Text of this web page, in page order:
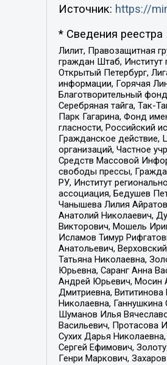
Источник: https://
* Сведения
Лилит, Правозащитная
граждан Штаб,
Открытый Петербург,
информации, Горячая
Благотворительный
Серебряная тайга, Так-
Парк Гагарина, Фонд
гласности, Российский
Гражданское действие,
организаций, Частное
Средств Массовой
свободы прессы,
РУ, Институт
ассоциация, Бедушев
Чанышева Лилия
Анатолий Николаевич,
Викторович, Мошель
Исламов Тимур
Анатольевич,
Татьяна Николаевна,
Юрьевна, Саранг Анна
Андрей Юрьевич, Мосин
Дмитриевна,
Николаевна,
Шуманов Илья
Васильевич, Протасова
Сухих Дарья
Сергей Ефимович,
Генри Маркович,